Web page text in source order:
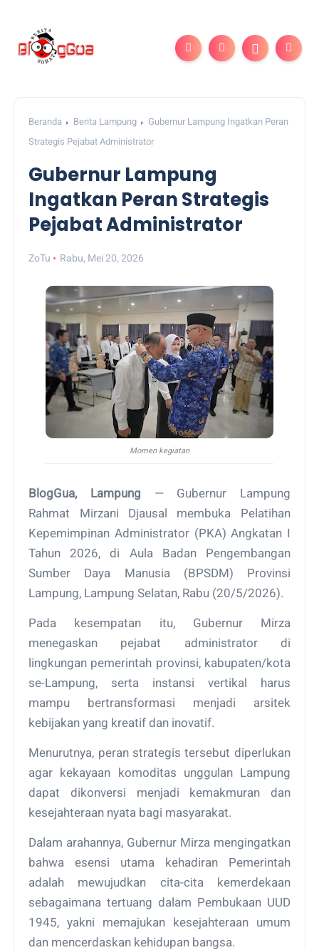
Beranda Berita Lampung
Gubernur Lampung Ingatkan Peran
Strategis Pejabat Administrator
Gubernur Lampung
Ingatkan Peran Strategis
Pejabat Administrator
ZoTu Rabu, Mei 20, 2026
Momen kegiatan
BlogGua, Lampung — Gubernur Lampung
Rahmat Mirzani Djausal membuka Pelatihan
Kepemimpinan Administrator (PKA) Angkatan I
Tahun 2026, di Aula Badan Pengembangan
Sumber Daya Manusia (BPSDM) Provinsi
Lampung, Lampung Selatan, Rabu (20/5/2026).
Pada kesempatan itu, Gubernur Mirza
menegaskan pejabat administrator di
lingkungan pemerintah provinsi, kabupaten/kota
se-Lampung, serta instansi vertikal harus
mampu bertransformasi menjadi arsitek
kebijakan yang kreatif dan inovatif.
Menurutnya, peran strategis tersebut diperlukan
agar kekayaan komoditas unggulan Lampung
dapat dikonversi menjadi kemakmuran dan
kesejahteraan nyata bagi masyarakat.
Dalam arahannya, Gubernur Mirza mengingatkan
bahwa esensi utama kehadiran Pemerintah
adalah mewujudkan cita-cita kemerdekaan
sebagaimana tertuang dalam Pembukaan UUD
1945, yakni memajukan kesejahteraan umum
dan mencerdaskan kehidupan bangsa.